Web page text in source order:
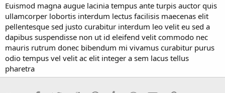
Euismod magna augue lacinia tempus ante turpis auctor quis
ullamcorper lobortis interdum lectus facilisis maecenas elit
pellentesque sed justo curabitur interdum leo velit eu sed a
dapibus suspendisse non ut id eleifend velit commodo nec
mauris rutrum donec bibendum mi vivamus curabitur purus
odio tempus vel velit ac elit integer a sem lacus tellus
pharetra